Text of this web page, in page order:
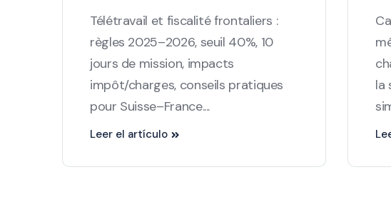
Télétravail et fiscalité frontaliers :
règles 2025–2026, seuil 40%, 10
jours de mission, impacts
impôt/charges, conseils pratiques
pour Suisse–France....
Leer el artículo
la